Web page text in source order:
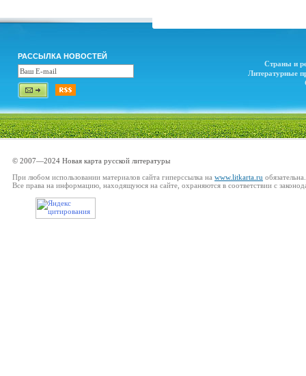
РАССЫЛКА НОВОСТЕЙ
Страны и
Литературные
© 2007—2024 Новая карта русской литературы
При любом использовании материалов сайта гиперссылка на www.litkarta.ru обязательна.
Все права на информацию, находящуюся на сайте, охраняются в соответствии с